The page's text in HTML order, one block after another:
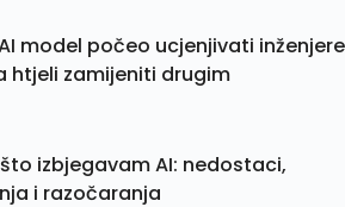
model počeo ucjenjivati inženjere
htjeli zamijeniti drugim
izbjegavam AI: nedostaci,
i razočaranja